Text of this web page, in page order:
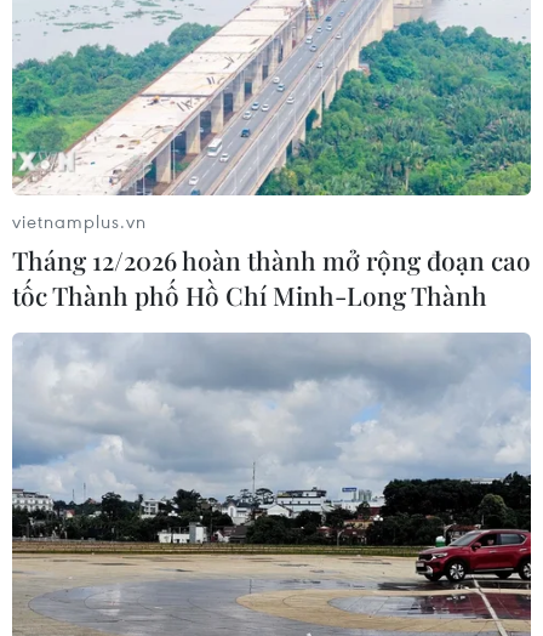
TIN CÙNG CHUYÊN MỤC
Naver và NVIDIA tăng tốc xây dựng
“Nhà máy AI,” hướng tới doanh thu
từ năm 2027
07/08/2026 13:01
APIE Camp 2026: Kết nối sinh viên
Việt Nam với cộng đồng Internet
vietnamplus.vn
Tháng 12/2026 hoàn thành mở rộng đoạn cao
tốc Thành phố Hồ Chí Minh-Long Thành